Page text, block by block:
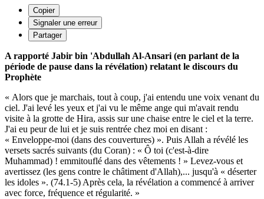
Copier
Signaler une erreur
Partager
A rapporté Jabir bin 'Abdullah Al-Ansari (en parlant de la
période de pause dans la révélation) relatant le discours du
Prophète
« Alors que je marchais, tout à coup, j'ai entendu une voix venant du
ciel. J'ai levé les yeux et j'ai vu le même ange qui m'avait rendu
visite à la grotte de Hira, assis sur une chaise entre le ciel et la terre.
J'ai eu peur de lui et je suis rentrée chez moi en disant :
« Enveloppe-moi (dans des couvertures) ». Puis Allah a révélé les
versets sacrés suivants (du Coran) : « Ô toi (c'est-à-dire
Muhammad) ! emmitouflé dans des vêtements ! » Levez-vous et
avertissez (les gens contre le châtiment d'Allah),... jusqu'à « déserter
les idoles ». (74.1-5) Après cela, la révélation a commencé à arriver
avec force, fréquence et régularité. »